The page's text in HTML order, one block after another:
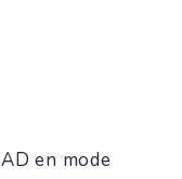
en mode